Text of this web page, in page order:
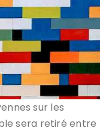
sur les
sera retiré entre